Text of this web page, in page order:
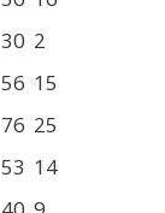
30 2
56 15
76 25
53 14